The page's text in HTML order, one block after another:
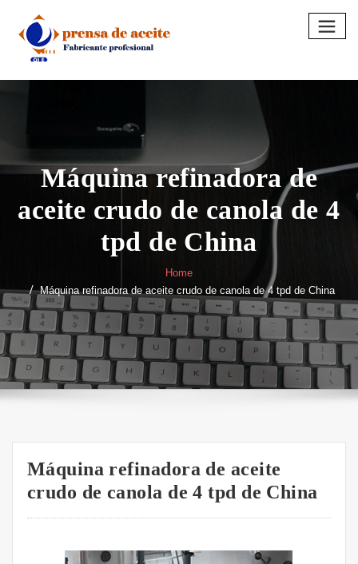
content
Máquina refinadora de
aceite crudo de canola de 4
tpd de China
Home
Máquina refinadora de aceite crudo de canola de 4 tpd de China
Máquina refinadora de aceite
crudo de canola de 4 tpd de China